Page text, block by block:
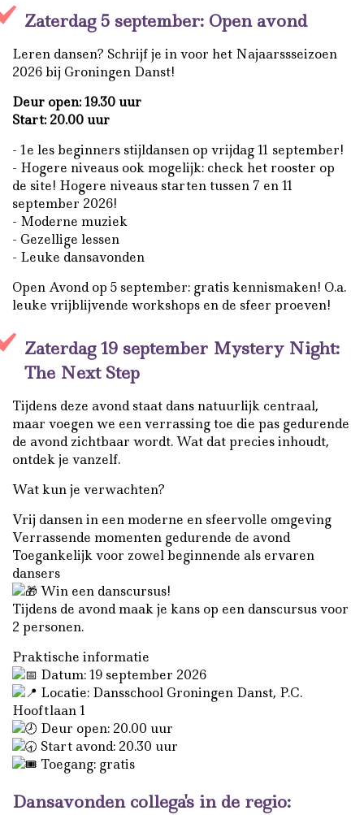
Zaterdag 5 september: Open avond
Leren dansen? Schrijf je in voor het Najaarssseizoen
2026 bij Groningen Danst!
Deur open: 19.30 uur
Start: 20.00 uur
- 1e les beginners stijldansen op vrijdag 11 september!
- Hogere niveaus ook mogelijk: check het rooster op
de site! Hogere niveaus starten tussen 7 en 11
september 2026!
- Moderne muziek
- Gezellige lessen
- Leuke dansavonden
Open Avond op 5 september: gratis kennismaken! O.a.
leuke vrijblijvende workshops en de sfeer proeven!
Zaterdag 19 september Mystery Night:
The Next Step
Tijdens deze avond staat dans natuurlijk centraal,
maar voegen we een verrassing toe die pas gedurende
de avond zichtbaar wordt. Wat dat precies inhoudt,
ontdek je vanzelf.
Wat kun je verwachten?
Vrij dansen in een moderne en sfeervolle omgeving
Verrassende momenten gedurende de avond
Toegankelijk voor zowel beginnende als ervaren
dansers
Win een danscursus!
Tijdens de avond maak je kans op een danscursus voor
2 personen.
Praktische informatie
Datum: 19 september 2026
Locatie: Dansschool Groningen Danst, P.C.
Hooftlaan 1
Deur open: 20.00 uur
Start avond: 20.30 uur
Toegang: gratis
Dansavonden collega's in de regio: